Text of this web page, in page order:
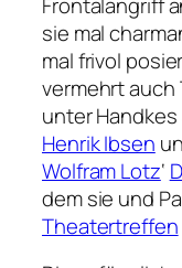
sie mal
mal frivol
vermehrt auch
unter Handkes
Henrik Ibsen
Wolfram Lotz‘
dem sie und
Theatertreffen